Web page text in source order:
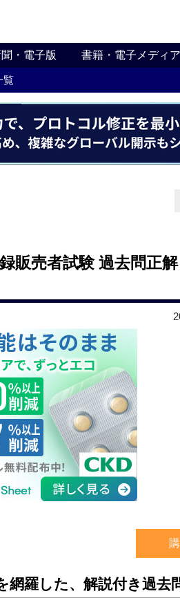
・電子版 書籍・電子メディア
覧
録販売者試験 過去問正
羅した、解説付き過去